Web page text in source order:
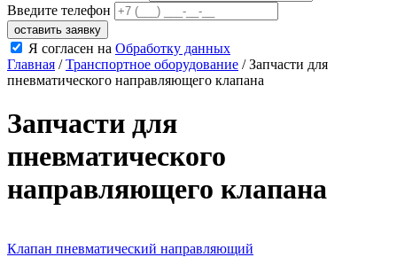
Введите телефон
Я согласен на Обработку данных
Главная /Транспортное оборудование /Запчасти для
пневматического направляющего клапана
Запчасти для
пневматического
направляющего клапана
Клапан пневматический направляющий